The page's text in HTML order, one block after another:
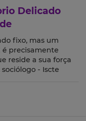
Delicado
fixo, mas um
é precisamente
reside a sua força
sociólogo - Iscte